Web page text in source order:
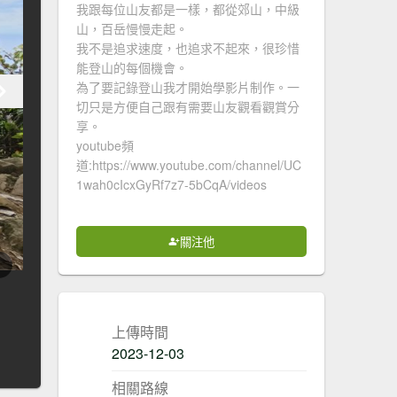
我跟每位山友都是一樣，都從郊山，中級
山，百岳慢慢走起。
我不是追求速度，也追求不起來，很珍惜
能登山的每個機會。
為了要記錄登山我才開始學影片制作。一
切只是方便自己跟有需要山友觀看觀賞分
享。
youtube頻
道:https://www.youtube.com/channel/UC
1wah0cIcxGyRf7z7-5bCqA/videos
關注他
上傳時間
2023-12-03
相關路線